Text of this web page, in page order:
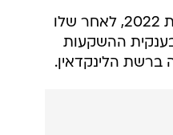
הלינקדאין.